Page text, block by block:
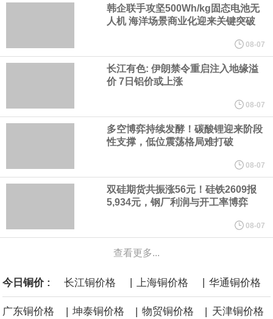
美国国会预算办公室（CBO）于当地时间5日发布报告称，美国海军
计划建造的15艘核动力“特朗普级”（Trump-class）战列舰，从研发
到采购的总费用可能高达2750亿美元，为美国有史以来最昂贵的水
面战舰项目之一。 根据CBO的初步估算，首舰造价约234亿美元，
后续14艘平均每艘约180亿美元。
黄金价格有望录得自今年1月以来最大单周涨幅。油价走弱为金价提
供支撑，同时投资者正等待美国非农就业数据，以寻找美国利率前
景的线索。StoneX高级分析师马特·辛普森表示，中东和平前景改善
令市场通胀预期下降，推动黄金价格从此前持续数周、位于4000美
元上方的盘整区间中进一步上涨。
海力士：龙仁工厂将生产高带宽内存（HBM）及其他下一代动态随
韩企联手攻坚500Wh/kg固态电池无
人机 海洋场景商业化迎来关键突破
08-07
长江有色: 伊朗禁令重启注入地缘溢
价 7日铝价或上涨
08-07
多空博弈持续发酵！碳酸锂迎来阶段
性支撑，低位震荡格局难打破
08-07
双硅期货共振涨56元！硅铁2609报
5,934元，钢厂利润与开工率博弈
08-07
查看更多...
今日铜价 : 长江铜价格 | 上海铜价格 | 华通铜价格
广东铜价格 | 坤泰铜价格 | 物贸铜价格 | 天津铜价格